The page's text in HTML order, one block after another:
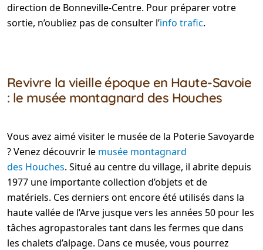
direction de Bonneville-Centre. Pour préparer votre
sortie, n’oubliez pas de consulter l’info trafic.
Revivre la vieille époque en Haute-Savoie
: le musée montagnard des Houches
Vous avez aimé visiter le musée de la Poterie Savoyarde
? Venez découvrir le musée montagnard
des Houches. Situé au centre du village, il abrite depuis
1977 une importante collection d’objets et de
matériels. Ces derniers ont encore été utilisés dans la
haute vallée de l’Arve jusque vers les années 50 pour les
tâches agropastorales tant dans les fermes que dans
les chalets d’alpage. Dans ce musée, vous pourrez